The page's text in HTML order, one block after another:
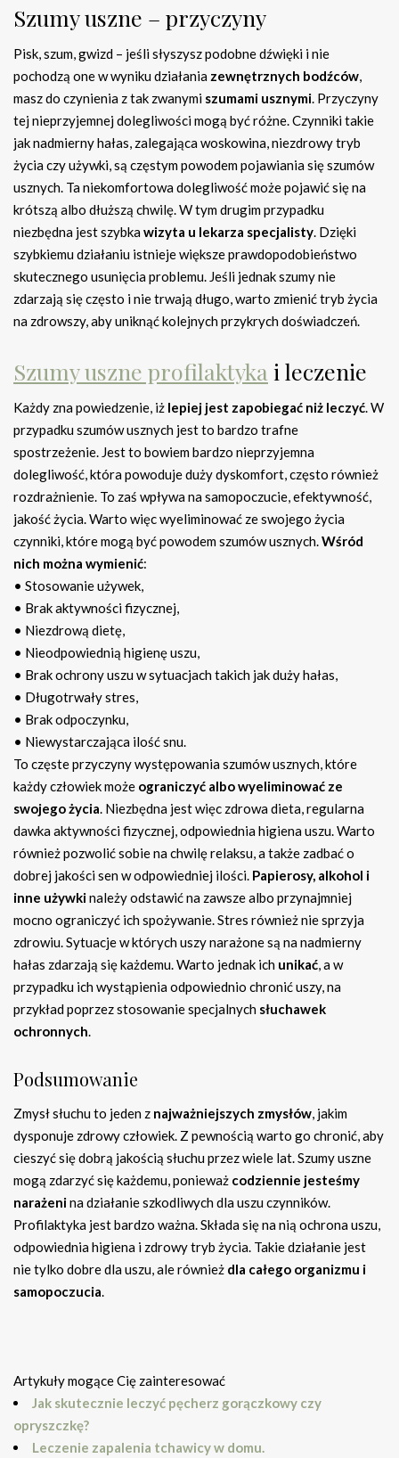
Szumy uszne – przyczyny
Pisk, szum, gwizd – jeśli słyszysz podobne dźwięki i nie
pochodzą one w wyniku działania zewnętrznych bodźców,
masz do czynienia z tak zwanymi szumami usznymi. Przyczyny
tej nieprzyjemnej dolegliwości mogą być różne. Czynniki takie
jak nadmierny hałas, zalegająca woskowina, niezdrowy tryb
życia czy używki, są częstym powodem pojawiania się szumów
usznych. Ta niekomfortowa dolegliwość może pojawić się na
krótszą albo dłuższą chwilę. W tym drugim przypadku
niezbędna jest szybkawizyta u lekarza specjalisty. Dzięki
szybkiemu działaniu istnieje większe prawdopodobieństwo
skutecznego usunięcia problemu. Jeśli jednak szumy nie
zdarzają się często i nie trwają długo, warto zmienić tryb życia
na zdrowszy, aby uniknąć kolejnych przykrych doświadczeń.
Szumy uszne profilaktyka i leczenie
Każdy zna powiedzenie, iż lepiej jest zapobiegać niż leczyć. W
przypadku szumów usznych jest to bardzo trafne
spostrzeżenie. Jest to bowiem bardzo nieprzyjemna
dolegliwość, która powoduje duży dyskomfort, często również
rozdrażnienie. To zaś wpływa na samopoczucie, efektywność,
jakość życia. Warto więc wyeliminować ze swojego życia
czynniki, które mogą być powodem szumów usznych.Wśród
nich można wymienić:
• Stosowanie używek,
• Brak aktywności fizycznej,
• Niezdrową dietę,
• Nieodpowiednią higienę uszu,
• Brak ochrony uszu w sytuacjach takich jak duży hałas,
• Długotrwały stres,
• Brak odpoczynku,
• Niewystarczająca ilość snu.
To częste przyczyny występowania szumów usznych, które
każdy człowiek może ograniczyć albo wyeliminować ze
swojego życia. Niezbędna jest więc zdrowa dieta, regularna
dawka aktywności fizycznej, odpowiednia higiena uszu. Warto
również pozwolić sobie na chwilę relaksu, a także zadbać o
dobrej jakości sen w odpowiedniej ilości. Papierosy, alkohol i
inne używkinależy odstawić na zawsze albo przynajmniej
mocno ograniczyć ich spożywanie. Stres również nie sprzyja
zdrowiu. Sytuacje w których uszy narażone są na nadmierny
hałas zdarzają się każdemu. Warto jednak ich unikać, a w
przypadku ich wystąpienia odpowiednio chronić uszy, na
przykład poprzez stosowanie specjalnych słuchawek
ochronnych.
Podsumowanie
Zmysł słuchu to jeden z najważniejszych zmysłów, jakim
dysponuje zdrowy człowiek. Z pewnością warto go chronić, aby
cieszyć się dobrą jakością słuchu przez wiele lat. Szumy uszne
mogą zdarzyć się każdemu, ponieważ codziennie jesteśmy
narażenina działanie szkodliwych dla uszu czynników.
Profilaktyka jest bardzo ważna. Składa się na nią ochrona uszu,
odpowiednia higiena i zdrowy tryb życia. Takie działanie jest
nie tylko dobre dla uszu, ale również dla całego organizmu i
samopoczucia.
Artykuły mogące Cię zainteresować
Jak skutecznie leczyć pęcherz gorączkowy czy
opryszczkę?
Leczenie zapalenia tchawicy w domu.